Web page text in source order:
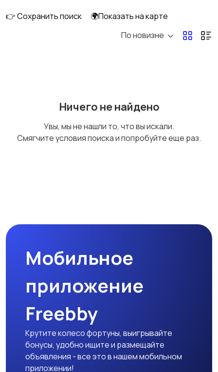
Кондиционеры и
👉 Сохранить поиск
🌍Показать на карте
По новизне
Ничего не найдено
Увы, мы не нашли то, что вы искали.
Смягчите условия поиска и попробуйте еще раз.
Мобильное
приложение
Freebby
Крутите колесо фортуны, выигрывайте
бонусы, удобно ищите и размещайте
объявления - все это в нашем мобильном
приложении!